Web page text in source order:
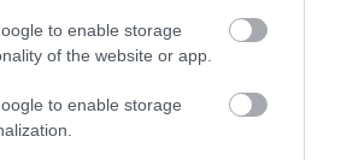
to enable storage
of the website or app.
to enable storage